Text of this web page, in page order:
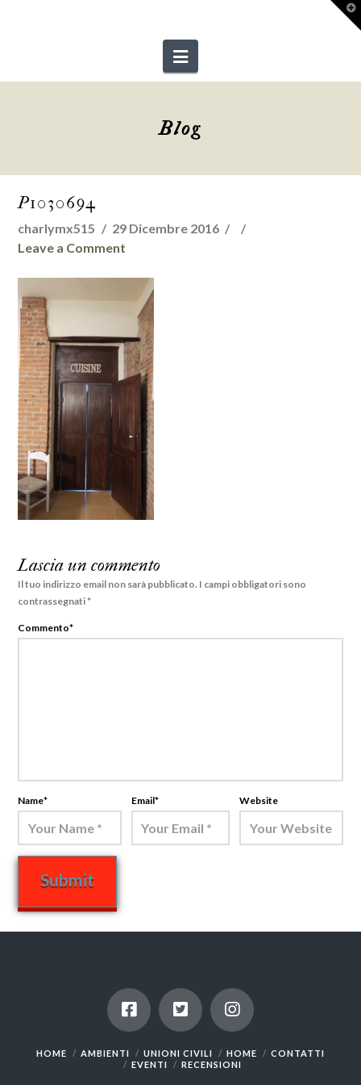
Navigation
Blog
P1030694
charlymx515
29 Dicembre 2016
Leave a Comment
Lascia un commento
Il tuo indirizzo email non sarà pubblicato. I campi obbligatori sono
contrassegnati*
Commento*
Name* Email* Website
HOME AMBIENTI UNIONI CIVILI HOME
CONTATTI
EVENTI
RECENSIONI